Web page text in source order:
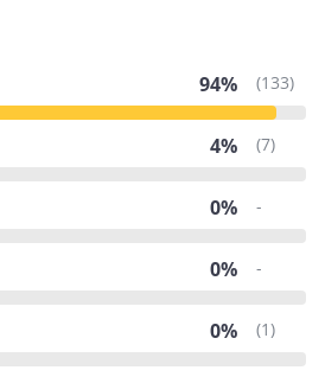
94% (133)
4% (7)
0% -
0% -
0% (1)